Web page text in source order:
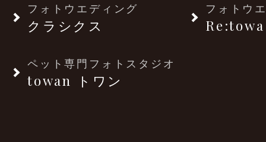
フォトウエディング
クラシクス
フォトウ
Re:towa
ペット専門フォトスタジオ
towan トワン